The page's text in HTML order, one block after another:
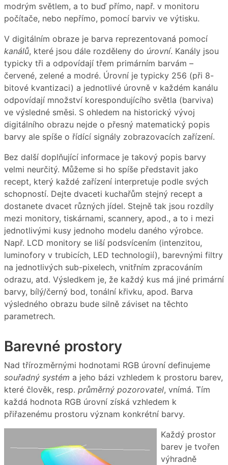
modrým světlem, a to buď přímo, např. v monitoru
počítače, nebo nepřímo, pomocí barviv ve výtisku.
V digitálním obraze je barva reprezentovaná pomocí
kanálů, které jsou dále rozděleny do úrovní. Kanály jsou
typicky tři a odpovídají třem primárním barvám –
červené, zelené a modré. Úrovní je typicky 256 (při 8-
bitové kvantizaci) a jednotlivé úrovně v každém kanálu
odpovídají množství korespondujícího světla (barviva)
ve výsledné směsi. S ohledem na historický vývoj
digitálního obrazu nejde o přesný matematický popis
barvy ale spíše o řídící signály zobrazovacích zařízení.
Bez další doplňující informace je takový popis barvy
velmi neurčitý. Můžeme si ho spíše představit jako
recept, který každé zařízení interpretuje podle svých
schopností. Dejte dvaceti kuchařům stejný recept a
dostanete dvacet různých jídel. Stejně tak jsou rozdíly
mezi monitory, tiskárnami, scannery, apod., a to i mezi
jednotlivými kusy jednoho modelu daného výrobce.
Např. LCD monitory se liší podsvícením (intenzitou,
luminofory v trubicích, LED technologií), barevnými filtry
na jednotlivých sub-pixelech, vnitřním zpracováním
odrazu, atd. Výsledkem je, že každý kus má jiné primární
barvy, bílý/černý bod, tonální křivku, apod. Barva
výsledného obrazu bude silně záviset na těchto
parametrech.
Barevné prostory
Nad třírozměrnými hodnotami RGB úrovní definujeme
souřadný systém a jeho bázi vzhledem k prostoru barev,
které člověk, resp. průměrný pozorovatel, vnímá. Tím
každá hodnota RGB úrovní získá vzhledem k
přiřazenému prostoru význam konkrétní barvy.
Každý prostor
barev je tvořen
výhradně